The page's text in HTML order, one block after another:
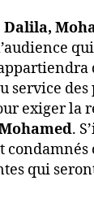
Dalila,
service
exiger la
.
qui